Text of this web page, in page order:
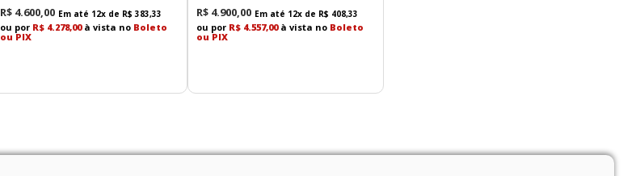
R$ 4.600,00 Em até 12x de R$ 383,33
ou por R$ 4.278,00à vista no Boleto
ou PIX
R$ 4.900,00 Em até 12x de R$ 408,33
ou por R$ 4.557,00à vista no Boleto
ou PIX